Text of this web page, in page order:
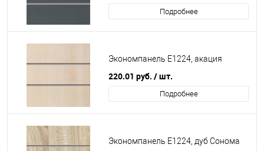
Подробнее
Экономпанель Е1224, акация
220.01 руб. / шт.
Подробнее
Экономпанель Е1224, дуб Сонома